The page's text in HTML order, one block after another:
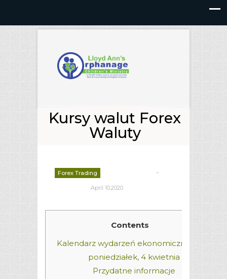
Kursy walut Forex
Waluty
Forex Trading -
April 10,2020
Contents
Kalendarz wydarzeń ekonomicznych na
poniedziałek, 4 kwietnia
Przydatne informacje